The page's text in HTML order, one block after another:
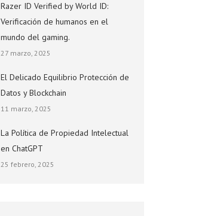
Razer ID Verified by World ID:
Verificación de humanos en el
mundo del gaming.
27 marzo, 2025
El Delicado Equilibrio Protección de
Datos y Blockchain
11 marzo, 2025
La Política de Propiedad Intelectual
en ChatGPT
25 febrero, 2025